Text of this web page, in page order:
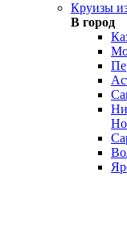
Круизы
В город